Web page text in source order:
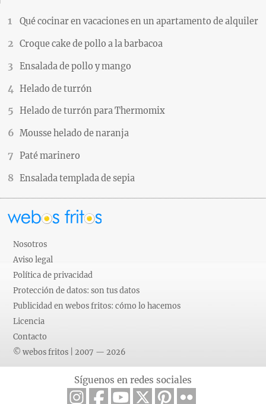
Qué cocinar en vacaciones en un apartamento de alquiler
Croque cake de pollo a la barbacoa
Ensalada de pollo y mango
Helado de turrón
Helado de turrón para Thermomix
Mousse helado de naranja
Paté marinero
Ensalada templada de sepia
Nosotros
Aviso legal
Política de privacidad
Protección de datos: son tus datos
Publicidad en webos fritos: cómo lo hacemos
Licencia
Contacto
© webos fritos | 2007 — 2026
Síguenos en redes sociales